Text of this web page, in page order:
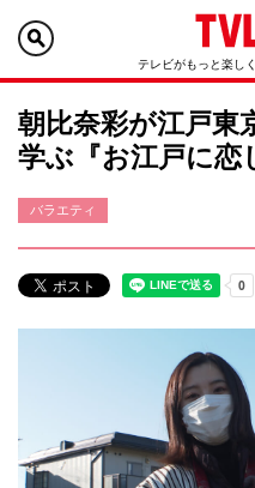
テレビがもっと楽し
朝比奈彩が江戸東
学ぶ『お江戸に恋
バラエティ